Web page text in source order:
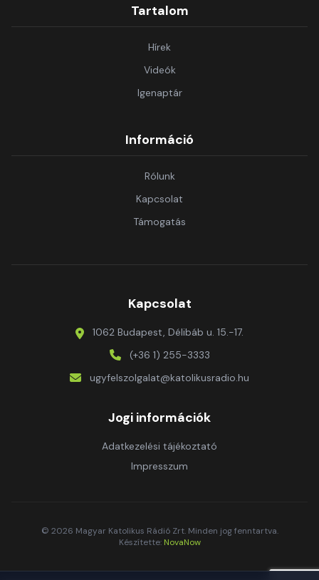
Tartalom
Hírek
Videók
Igenaptár
Információ
Rólunk
Kapcsolat
Támogatás
Kapcsolat
1062 Budapest, Délibáb u. 15.-17.
(+36 1) 255-3333
ugyfelszolgalat@katolikusradio.hu
Jogi információk
Adatkezelési tájékoztató
Impresszum
© 2026 Magyar Katolikus Rádió Zrt. Minden jog fenntartva.
Készítette: NovaNow